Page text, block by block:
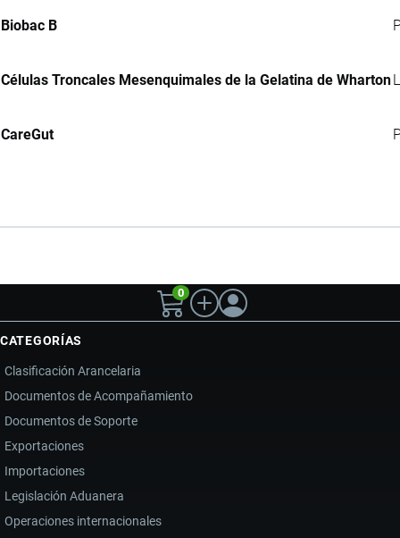
Biobac B
Células Troncales Mesenquimales de la Gelatina de Wharton
CareGut
0
CATEGORÍAS
Clasificación Arancelaria
Documentos de Acompañamiento
Documentos de Soporte
Exportaciones
Importaciones
Legislación Aduanera
Operaciones internacionales